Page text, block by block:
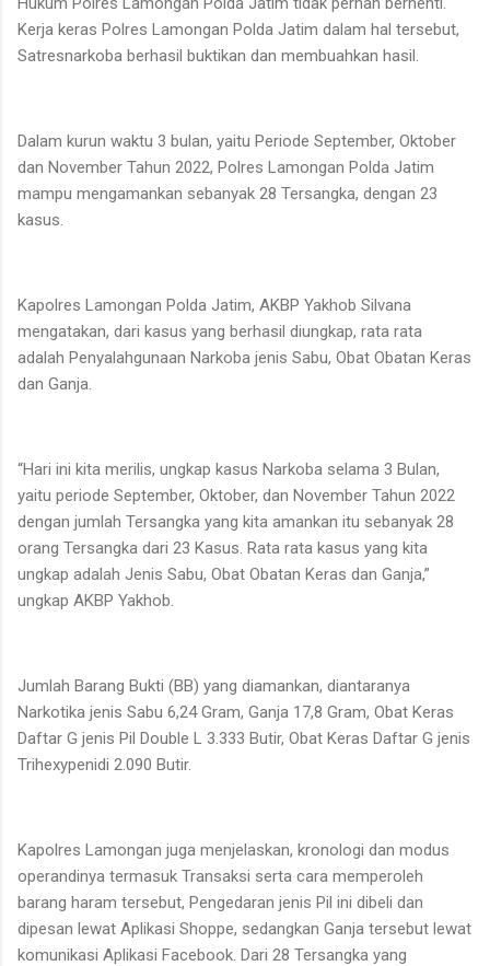
Kerja keras Polres Lamongan Polda Jatim dalam hal tersebut,
Satresnarkoba berhasil buktikan dan membuahkan hasil.
Dalam kurun waktu 3 bulan, yaitu Periode September, Oktober
dan November Tahun 2022, Polres Lamongan Polda Jatim
mampu mengamankan sebanyak 28 Tersangka, dengan 23
kasus.
Kapolres Lamongan Polda Jatim, AKBP Yakhob Silvana
mengatakan, dari kasus yang berhasil diungkap, rata rata
adalah Penyalahgunaan Narkoba jenis Sabu, Obat Obatan Keras
dan Ganja.
“Hari ini kita merilis, ungkap kasus Narkoba selama 3 Bulan,
yaitu periode September, Oktober, dan November Tahun 2022
dengan jumlah Tersangka yang kita amankan itu sebanyak 28
orang Tersangka dari 23 Kasus. Rata rata kasus yang kita
ungkap adalah Jenis Sabu, Obat Obatan Keras dan Ganja,”
ungkap AKBP Yakhob.
Jumlah Barang Bukti (BB) yang diamankan, diantaranya
Narkotika jenis Sabu 6,24 Gram, Ganja 17,8 Gram, Obat Keras
Daftar G jenis Pil Double L 3.333 Butir, Obat Keras Daftar G jenis
Trihexypenidi 2.090 Butir.
Kapolres Lamongan juga menjelaskan, kronologi dan modus
operandinya termasuk Transaksi serta cara memperoleh
barang haram tersebut, Pengedaran jenis Pil ini dibeli dan
dipesan lewat Aplikasi Shoppe, sedangkan Ganja tersebut lewat
komunikasi Aplikasi Facebook. Dari 28 Tersangka yang